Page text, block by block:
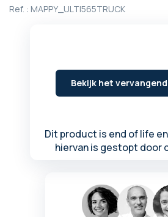
Ref. : MAPPY_ULTI565TRUCK
Bekijk het
Dit product is end of life
hiervan is gestopt door
begin